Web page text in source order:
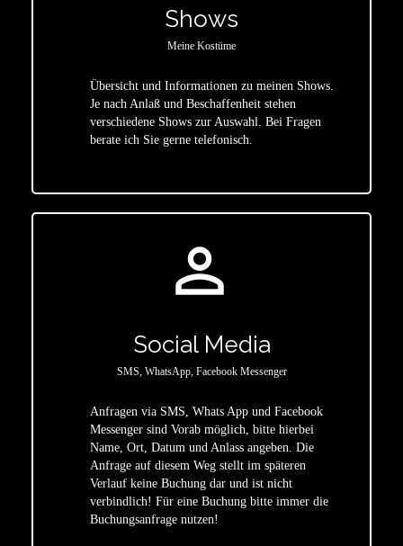
Shows
Meine Kostüme
Übersicht und Informationen zu meinen Shows.
Je nach Anlaß und Beschaffenheit stehen
verschiedene Shows zur Auswahl. Bei Fragen
berate ich Sie gerne telefonisch.
person_outline
Social Media
SMS, WhatsApp, Facebook Messenger
Anfragen via SMS, Whats App und Facebook
Messenger sind Vorab möglich, bitte hierbei
Name, Ort, Datum und Anlass angeben. Die
Anfrage auf diesem Weg stellt im späteren
Verlauf keine Buchung dar und ist nicht
verbindlich! Für eine Buchung bitte immer die
Buchungsanfrage nutzen!